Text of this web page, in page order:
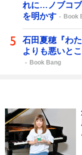
れに…ノブコ
を明かす
Book
石田夏穂『わ
よりも悪いと
Book Bang